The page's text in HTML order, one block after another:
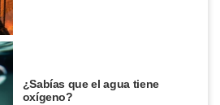
¿Sabías que el agua tiene
oxígeno?